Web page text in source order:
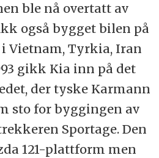
ble nå overtatt av
også bygget bilen på
Vietnam, Tyrkia, Iran
gikk Kia inn på det
der tyske Karmann
sto for byggingen av
Sportage. Den
121-plattform men